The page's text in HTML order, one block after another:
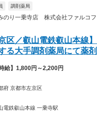
調剤薬局
り一乗寺店 株式会社ファルコフ
京区／叡山電鉄叡山本線
る大手調剤薬局にて薬
時給】1,800円～2,200円
府 京都市左京区
電鉄叡山本線 一乗寺駅